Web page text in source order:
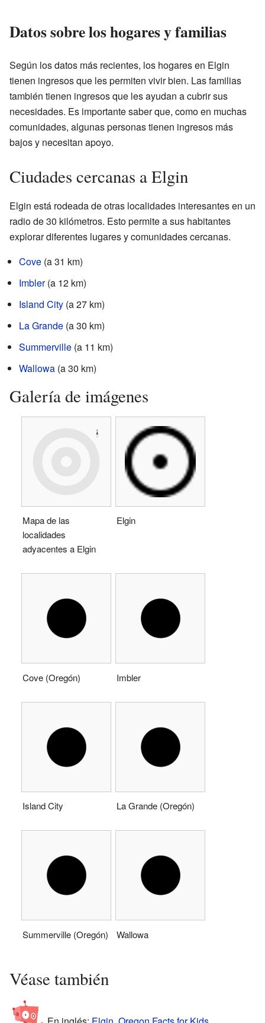
Datos sobre los hogares y familias
Según los datos más recientes, los hogares en Elgin
tienen ingresos que les permiten vivir bien. Las familias
también tienen ingresos que les ayudan a cubrir sus
necesidades. Es importante saber que, como en muchas
comunidades, algunas personas tienen ingresos más
bajos y necesitan apoyo.
Ciudades cercanas a Elgin
Elgin está rodeada de otras localidades interesantes en un
radio de 30 kilómetros. Esto permite a sus habitantes
explorar diferentes lugares y comunidades cercanas.
Cove (a 31 km)
Imbler(a 12 km)
Island City (a 27 km)
La Grande (a 30 km)
Summerville (a 11 km)
Wallowa (a 30 km)
Galería de imágenes
Mapa de las
localidades
adyacentes a Elgin
Elgin
Cove (Oregón) Imbler
Island City La Grande (Oregón)
Summerville (Oregón) Wallowa
Véase también